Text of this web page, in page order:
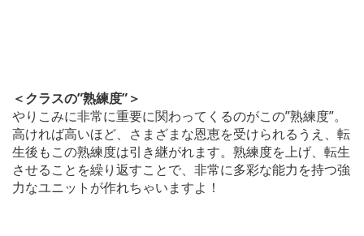
＜クラスの”熟練度”＞
やりこみに非常に重要に関わってくるのがこの”熟練度”。
高ければ高いほど、さまざまな恩恵を受けられるうえ、転
生後もこの熟練度は引き継がれます。熟練度を上げ、転生
させることを繰り返すことで、非常に多彩な能力を持つ強
力なユニットが作れちゃいますよ！